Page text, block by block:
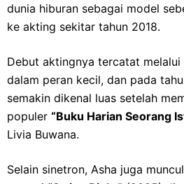
dunia hiburan sebagai model
ke akting sekitar tahun 2018.
Debut aktingnya tercatat melalui
dalam peran kecil, dan pada
semakin dikenal luas setelah
populer “Buku Harian Seorang
Livia Buwana.
Selain sinetron, Asha juga